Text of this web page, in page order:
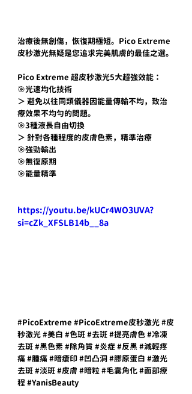
治療後無創傷，恢復期極短。Pico Extreme
皮秒激光無疑是您追求完美肌膚的最佳之選。
Pico Extreme 超皮秒激光5大超強效能：
🎯光速均化技術
＞ 避免以往同類儀器因能量傳輸不均，致治
療效果不均勻的問題。
🎯3種液長自由切換
＞ 針對各種程度的皮膚色素，精準治療
🎯強勁輸出
🎯無復原期
🎯能量精準
https://youtu.be/kUCr4WO3UVA?
si=cZk_XFSLB14b__8a
#PicoExtreme #PicoExtreme皮秒激光#皮
秒激光#美白 #色斑#去斑#提亮膚色#冷凍
去斑#黑色素#除角質#炎症#反黑#減輕疼
痛#腫痛#暗瘡印#凹凸洞#膠原蛋白 #激光
去斑#淡斑#皮膚 #暗粒#毛囊角化#面部療
程#YanisBeauty